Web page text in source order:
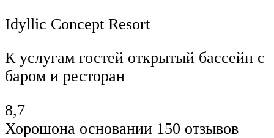
Idyllic Concept Resort
К услугам гостей открытый бассейн с
баром и ресторан
8,7
Хорошона основании 150 отзывов